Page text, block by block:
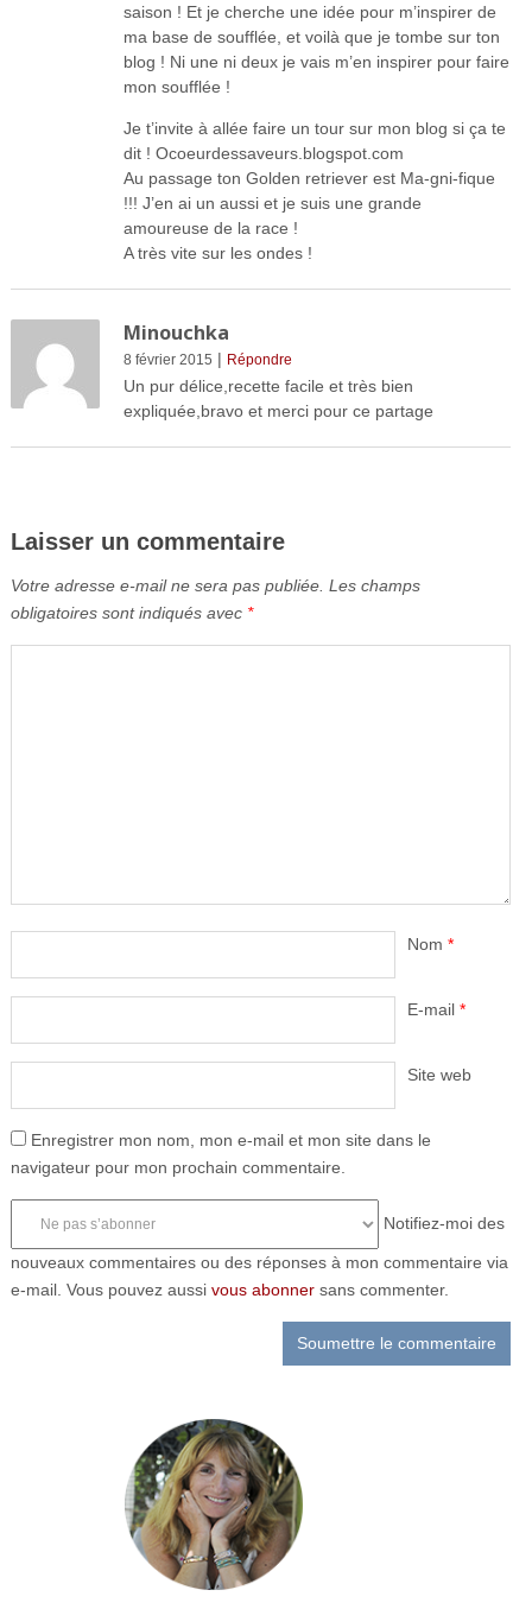
saison ! Et je cherche une idée pour m’inspirer de
ma base de soufflée, et voilà que je tombe sur ton
blog ! Ni une ni deux je vais m’en inspirer pour faire
mon soufflée !
Je t’invite à allée faire un tour sur mon blog si ça te
dit ! Ocoeurdessaveurs.blogspot.com
Au passage ton Golden retriever est Ma-gni-fique
!!! J’en ai un aussi et je suis une grande
amoureuse de la race !
A très vite sur les ondes !
Minouchka
8 février 2015 | Répondre
Un pur délice,recette facile et très bien
expliquée,bravo et merci pour ce partage
Laisser un commentaire
Votre adresse e-mail ne sera pas publiée. Les champs
obligatoires sont indiqués avec *
Nom *
E-mail *
Site web
Enregistrer mon nom, mon e-mail et mon site dans le
navigateur pour mon prochain commentaire.
Notifiez-moi des
nouveaux commentaires ou des réponses à mon commentaire via
e-mail. Vous pouvez aussi vous abonnersans commenter.